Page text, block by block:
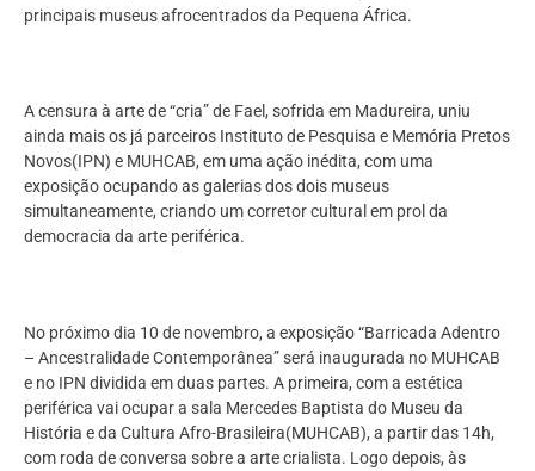
principais museus afrocentrados da Pequena África.
A censura à arte de “cria” de Fael, sofrida em Madureira, uniu
ainda mais os já parceiros Instituto de Pesquisa e Memória Pretos
Novos(IPN) e MUHCAB, em uma ação inédita, com uma
exposição ocupando as galerias dos dois museus
simultaneamente, criando um corretor cultural em prol da
democracia da arte periférica.
No próximo dia 10 de novembro, a exposição “Barricada Adentro
– Ancestralidade Contemporânea” será inaugurada no MUHCAB
e no IPN dividida em duas partes. A primeira, com a estética
periférica vai ocupar a sala Mercedes Baptista do Museu da
História e da Cultura Afro-Brasileira(MUHCAB), a partir das 14h,
com roda de conversa sobre a arte crialista. Logo depois, às